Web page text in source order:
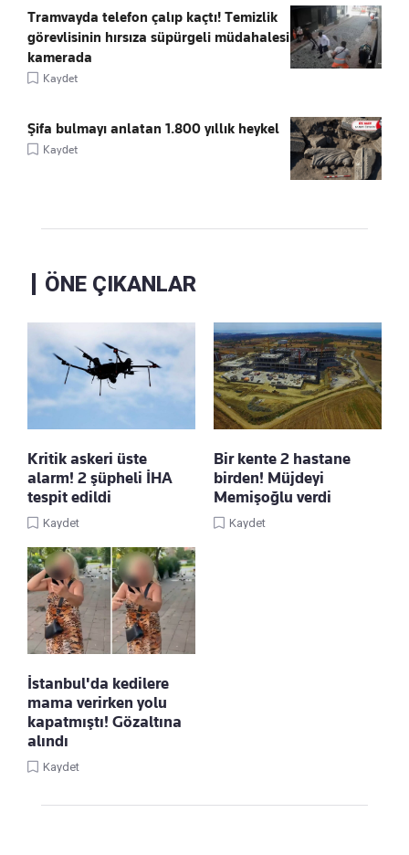
Tramvayda telefon çalıp kaçtı! Temizlik
görevlisinin hırsıza süpürgeli müdahalesi
kamerada
Kaydet
Şifa bulmayı anlatan 1.800 yıllık heykel
Kaydet
ÖNE ÇIKANLAR
Kritik askeri üste
alarm! 2 şüpheli İHA
tespit edildi
Kaydet
Bir kente 2 hastane
birden! Müjdeyi
Memişoğlu verdi
Kaydet
İstanbul'da kedilere
mama verirken yolu
kapatmıştı! Gözaltına
alındı
Kaydet